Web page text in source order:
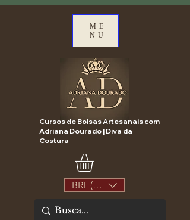
ME
NU
Cursos de Bolsas Artesanais com
Adriana Dourado | Diva da
Costura
BRL (R$)